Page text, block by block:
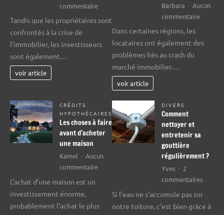
commentairesur
spéculateurs
affectés
immobilier
Tandis que les propriétaires sont
confrontés à la crise de
l’immobilier, les investisseurs
sont également…
voir article
Barbara
Aucun
commentairesur
déprimé
Dans certaines régions, les
locataires ont également des
problèmes liés au crash du
marché immobilier.…
voir article
CRÉDITS
HYPOTHÉCAIRES
Les choses à faire
avant d’acheter
une maison
Kamel
Aucun
commentairesur
faire
L’achat d’une maison est un
investissement énorme,
probablement l’achat le plus
DIVERS
Comment
nettoyer et
entretenir sa
gouttière
régulièrement ?
Yves
2
commentaires
et
Si l’eau ne s’accumule pas sur
notre toiture, c’est bien grâce à